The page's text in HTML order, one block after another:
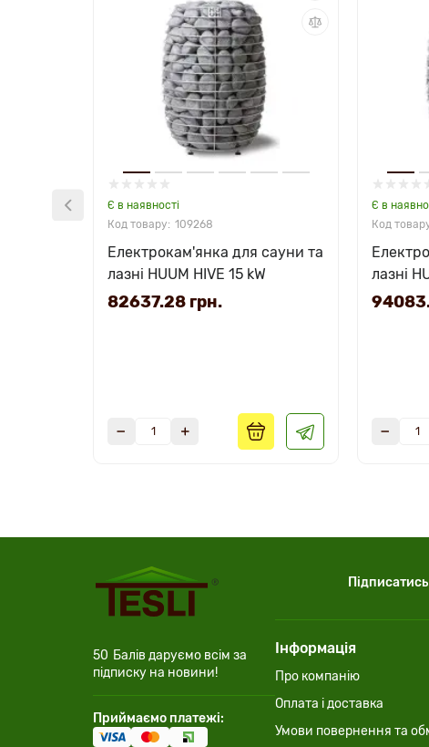
Є в наявності
109268
Електрокам'янка для сауни та
лазні HUUM HIVE 15 kW
82637.28 грн.
Є в
лазні
50 Балів даруємо всім за
підписку на новини!
Приймаємо платежі:
Інформація
Про компанію
Оплата і доставка
Умови повернення та